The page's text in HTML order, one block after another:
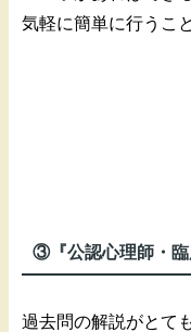
気軽に簡単に行うこ
③『公認心理師・臨
過去問の解説がとて